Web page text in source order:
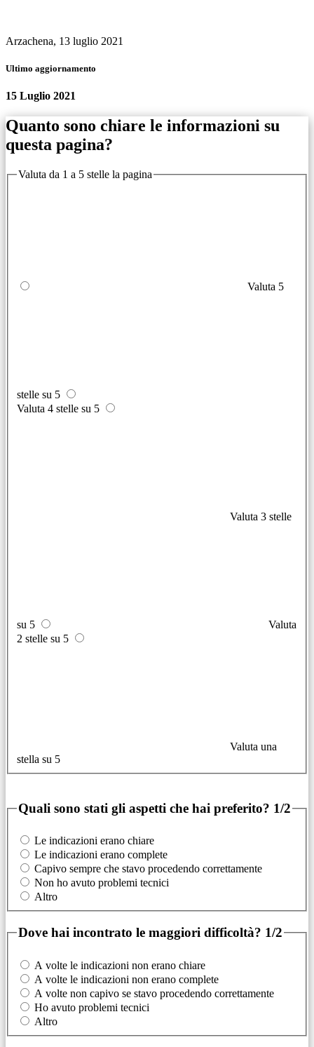
Arzachena, 13 luglio 2021
Ultimo aggiornamento
15 Luglio 2021
Quanto sono chiare le informazioni su
questa pagina?
Valuta da 1 a 5 stelle la pagina
Valuta 5
stelle su 5
Valuta 4 stelle su 5
Valuta 3 stelle
su 5
Valuta
2 stelle su 5
Valuta una
stella su 5
Quali sono stati gli aspetti che hai preferito? 1/2
Le indicazioni erano chiare
Le indicazioni erano complete
Capivo sempre che stavo procedendo correttamente
Non ho avuto problemi tecnici
Altro
Dove hai incontrato le maggiori difficoltà? 1/2
A volte le indicazioni non erano chiare
A volte le indicazioni non erano complete
A volte non capivo se stavo procedendo correttamente
Ho avuto problemi tecnici
Altro